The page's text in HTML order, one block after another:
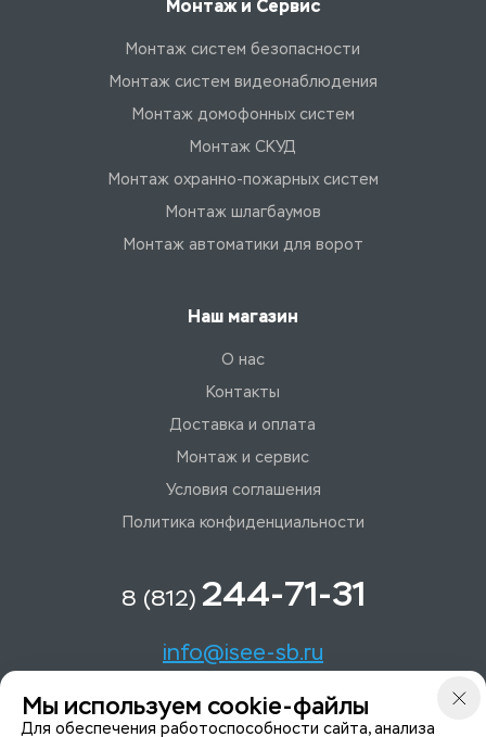
Монтаж и Сервис
Монтаж систем безопасности
Монтаж систем видеонаблюдения
Монтаж домофонных систем
Монтаж СКУД
Монтаж охранно-пожарных систем
Монтаж шлагбаумов
Монтаж автоматики для ворот
Наш магазин
О нас
Контакты
Доставка и оплата
Монтаж и сервис
Условия соглашения
Политика конфиденциальности
8 (812) 244-71-31
info@isee-sb.ru
Светлановский пр-кт, д. 70, корп. 1
Мы используем cookie-файлы
Для обеспечения работоспособности сайта, анализа